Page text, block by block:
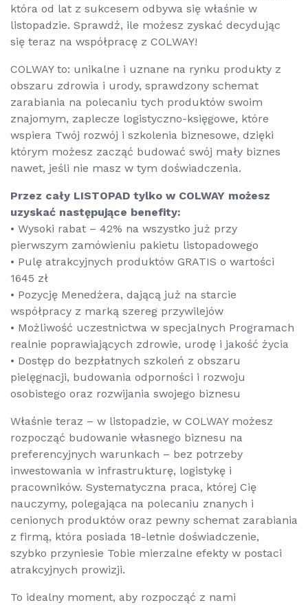
która od lat z sukcesem odbywa się właśnie w
listopadzie. Sprawdź, ile możesz zyskać decydując
się teraz na współpracę z COLWAY!
COLWAY to: unikalne i uznane na rynku produkty z
obszaru zdrowia i urody, sprawdzony schemat
zarabiania na polecaniu tych produktów swoim
znajomym, zaplecze logistyczno-księgowe, które
wspiera Twój rozwój i szkolenia biznesowe, dzięki
którym możesz zacząć budować swój mały biznes
nawet, jeśli nie masz w tym doświadczenia.
Przez cały LISTOPAD tylko w COLWAY możesz
uzyskać następujące benefity:
• Wysoki rabat – 42% na wszystko już przy
pierwszym zamówieniu pakietu listopadowego
• Pulę atrakcyjnych produktów GRATIS o wartości
1645 zł
• Pozycję Menedżera, dającą już na starcie
współpracy z marką szereg przywilejów
• Możliwość uczestnictwa w specjalnych Programach
realnie poprawiających zdrowie, urodę i jakość życia
• Dostęp do bezpłatnych szkoleń z obszaru
pielęgnacji, budowania odporności i rozwoju
osobistego oraz rozwijania swojego biznesu
Właśnie teraz – w listopadzie, w COLWAY możesz
rozpocząć budowanie własnego biznesu na
preferencyjnych warunkach – bez potrzeby
inwestowania w infrastrukturę, logistykę i
pracowników. Systematyczna praca, której Cię
nauczymy, polegająca na polecaniu znanych i
cenionych produktów oraz pewny schemat zarabiania
z firmą, która posiada 18-letnie doświadczenie,
szybko przyniesie Tobie mierzalne efekty w postaci
atrakcyjnych prowizji.
To idealny moment, aby rozpocząć z nami